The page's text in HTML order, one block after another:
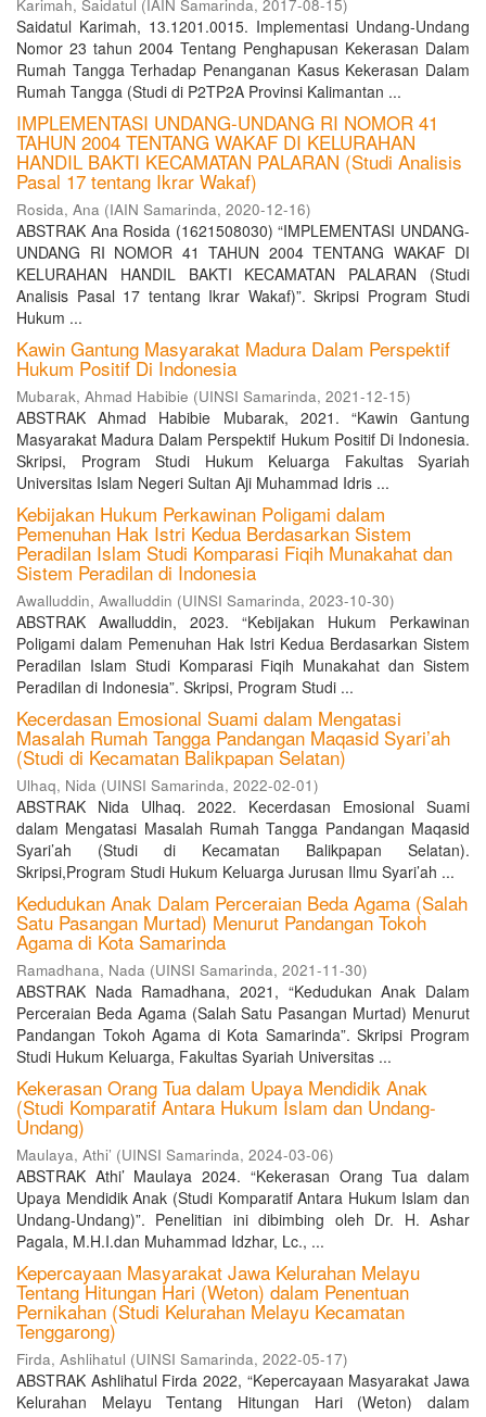
Karimah, Saidatul ( IAIN Samarinda, 2017-08-15)
Saidatul Karimah, 13.1201.0015. Implementasi Undang-Undang
Nomor 23 tahun 2004 Tentang Penghapusan Kekerasan Dalam
Rumah Tangga Terhadap Penanganan Kasus Kekerasan Dalam
Rumah Tangga (Studi di P2TP2A Provinsi Kalimantan ...
IMPLEMENTASI UNDANG-UNDANG RI NOMOR 41
TAHUN 2004 TENTANG WAKAF DI KELURAHAN
HANDIL BAKTI KECAMATAN PALARAN (Studi Analisis
Pasal 17 tentang Ikrar Wakaf)
Rosida, Ana (IAIN Samarinda, 2020-12-16)
ABSTRAK Ana Rosida (1621508030) “IMPLEMENTASI UNDANG-
UNDANG RI NOMOR 41 TAHUN 2004 TENTANG WAKAF DI
KELURAHAN HANDIL BAKTI KECAMATAN PALARAN (Studi
Analisis Pasal 17 tentang Ikrar Wakaf)”. Skripsi Program Studi
Hukum ...
Kawin Gantung Masyarakat Madura Dalam Perspektif
Hukum Positif Di Indonesia
Mubarak, Ahmad Habibie (UINSI Samarinda, 2021-12-15)
ABSTRAK Ahmad Habibie Mubarak, 2021. “Kawin Gantung
Masyarakat Madura Dalam Perspektif Hukum Positif Di Indonesia.
Skripsi, Program Studi Hukum Keluarga Fakultas Syariah
Universitas Islam Negeri Sultan Aji Muhammad Idris ...
Kebijakan Hukum Perkawinan Poligami dalam
Pemenuhan Hak Istri Kedua Berdasarkan Sistem
Peradilan Islam Studi Komparasi Fiqih Munakahat dan
Sistem Peradilan di Indonesia
Awalluddin, Awalluddin (UINSI Samarinda, 2023-10-30)
ABSTRAK Awalluddin, 2023. “Kebijakan Hukum Perkawinan
Poligami dalam Pemenuhan Hak Istri Kedua Berdasarkan Sistem
Peradilan Islam Studi Komparasi Fiqih Munakahat dan Sistem
Peradilan di Indonesia”. Skripsi, Program Studi ...
Kecerdasan Emosional Suami dalam Mengatasi
Masalah Rumah Tangga Pandangan Maqasid Syari’ah
(Studi di Kecamatan Balikpapan Selatan)
Ulhaq, Nida (UINSI Samarinda, 2022-02-01)
ABSTRAK Nida Ulhaq. 2022. Kecerdasan Emosional Suami
dalam Mengatasi Masalah Rumah Tangga Pandangan Maqasid
Syari’ah (Studi di Kecamatan Balikpapan Selatan).
Skripsi,Program Studi Hukum Keluarga Jurusan Ilmu Syari’ah ...
Kedudukan Anak Dalam Perceraian Beda Agama (Salah
Satu Pasangan Murtad) Menurut Pandangan Tokoh
Agama di Kota Samarinda
Ramadhana, Nada (UINSI Samarinda, 2021-11-30)
ABSTRAK Nada Ramadhana, 2021, “Kedudukan Anak Dalam
Perceraian Beda Agama (Salah Satu Pasangan Murtad) Menurut
Pandangan Tokoh Agama di Kota Samarinda”. Skripsi Program
Studi Hukum Keluarga, Fakultas Syariah Universitas ...
Kekerasan Orang Tua dalam Upaya Mendidik Anak
(Studi Komparatif Antara Hukum Islam dan Undang-
Undang)
Maulaya, Athi’ (UINSI Samarinda, 2024-03-06)
ABSTRAK Athi’ Maulaya 2024. “Kekerasan Orang Tua dalam
Upaya Mendidik Anak (Studi Komparatif Antara Hukum Islam dan
Undang-Undang)”. Penelitian ini dibimbing oleh Dr. H. Ashar
Pagala, M.H.I.dan Muhammad Idzhar, Lc., ...
Kepercayaan Masyarakat Jawa Kelurahan Melayu
Tentang Hitungan Hari (Weton) dalam Penentuan
Pernikahan (Studi Kelurahan Melayu Kecamatan
Tenggarong)
Firda, Ashlihatul (UINSI Samarinda, 2022-05-17)
ABSTRAK Ashlihatul Firda 2022, “Kepercayaan Masyarakat Jawa
Kelurahan Melayu Tentang Hitungan Hari (Weton) dalam